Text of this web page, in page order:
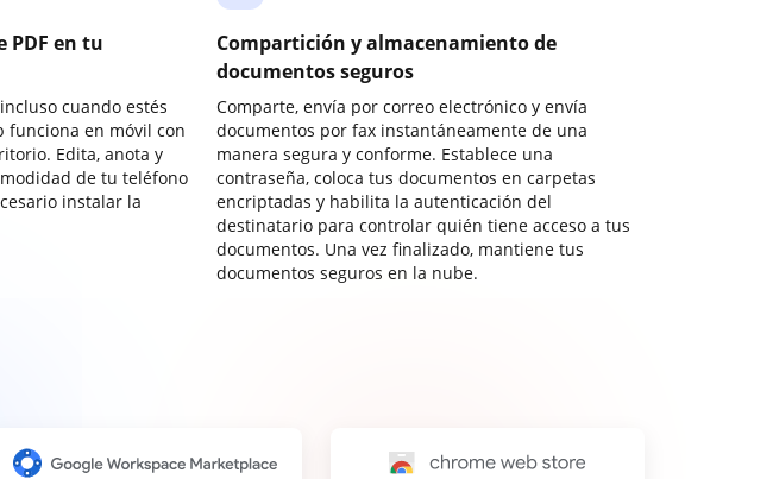
PDF en tu
cuando estés
funciona en móvil con
Edita, anota y
de tu teléfono
instalar la
Compartición y almacenamiento de
documentos seguros
Comparte, envía por correo electrónico y envía
documentos por fax instantáneamente de una
manera segura y conforme. Establece una
contraseña, coloca tus documentos en carpetas
encriptadas y habilita la autenticación del
destinatario para controlar quién tiene acceso a tus
documentos. Una vez finalizado, mantiene tus
documentos seguros en la nube.